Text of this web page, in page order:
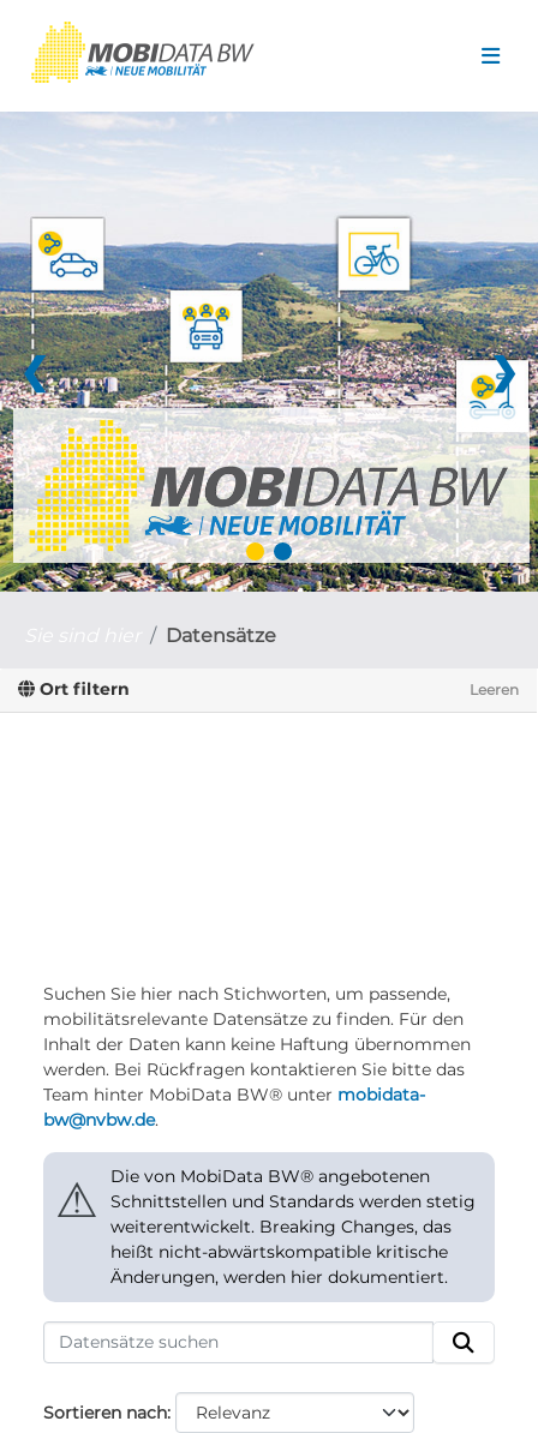
❮ ❯
Datensätze
Ort filtern Leeren
Suchen Sie hier nach Stichworten, um passende,
mobilitätsrelevante Datensätze zu finden. Für den
Inhalt der Daten kann keine Haftung übernommen
werden. Bei Rückfragen kontaktieren Sie bitte das
Team hinter MobiData BW® unter mobidata-
bw@nvbw.de.
⚠
Die von MobiData BW® angebotenen
Schnittstellen und Standards werden stetig
weiterentwickelt. Breaking Changes, das
heißt nicht-abwärtskompatible kritische
Änderungen, werden hier dokumentiert.
Sortieren nach